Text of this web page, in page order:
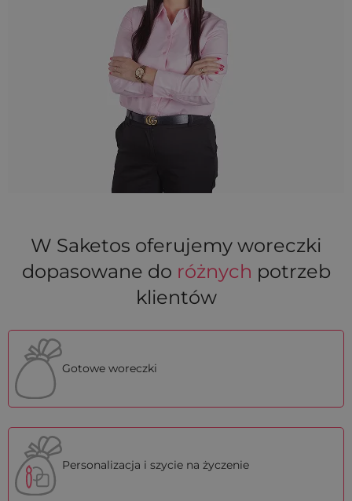
W Saketos oferujemy woreczki
dopasowane do różnych potrzeb
klientów
Gotowe woreczki
Personalizacja i szycie na życzenie